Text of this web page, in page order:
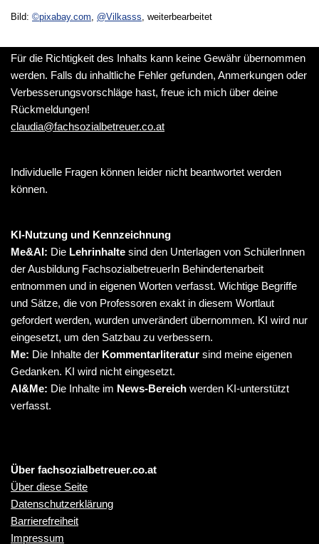
Bild: ©pixabay.com, @Vilkasss, weiterbearbeitet
Für die Richtigkeit des Inhalts kann keine Gewähr übernommen
werden. Falls du inhaltliche Fehler gefunden, Anmerkungen oder
Verbesserungsvorschläge hast, freue ich mich über deine
Rückmeldungen!
claudia@fachsozialbetreuer.co.at
Individuelle Fragen können leider nicht beantwortet werden
können.
KI-Nutzung und Kennzeichnung
Me&AI: Die Lehrinhalte sind den Unterlagen von SchülerInnen
der Ausbildung FachsozialbetreuerIn Behindertenarbeit
entnommen und in eigenen Worten verfasst. Wichtige Begriffe
und Sätze, die von Professoren exakt in diesem Wortlaut
gefordert werden, wurden unverändert übernommen. KI wird nur
eingesetzt, um den Satzbau zu verbessern.
Me: Die Inhalte der Kommentarliteratur sind meine eigenen
Gedanken. KI wird nicht eingesetzt.
AI&Me: Die Inhalte im News-Bereich werden KI-unterstützt
verfasst.
Über fachsozialbetreuer.co.at
Über diese Seite
Datenschutzerklärung
Barrierefreiheit
Impressum